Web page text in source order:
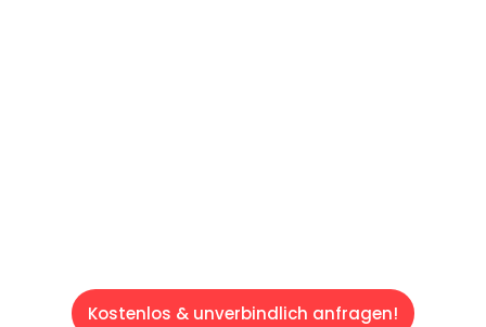
Kostenlos & unverbindlich anfragen!